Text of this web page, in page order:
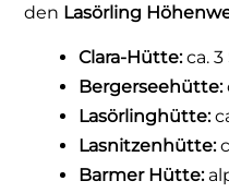
den Lasörling
Clara-Hütte:ca.
Bergerseehütte:
Lasörlinghütte:
Lasnitzenhütte:
Barmer Hütte: